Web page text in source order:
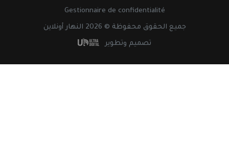
Gestionnaire de confidentialité
جميع الحقوق محفوظة © 2026 النهار أونلاين
تصميم وتطوير